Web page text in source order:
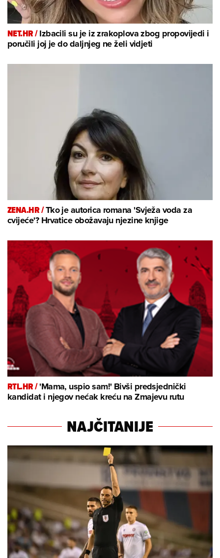
NET.HR /Izbacili su je iz zrakoplova zbog propovijedi i
poručili joj je do daljnjeg ne želi vidjeti
ZENA.HR /Tko je autorica romana 'Svježa voda za
cvijeće'? Hrvatice obožavaju njezine knjige
RTL.HR /'Mama, uspio sam!' Bivši predsjednički
kandidat i njegov nećak kreću na Zmajevu rutu
NAJČITANIJE